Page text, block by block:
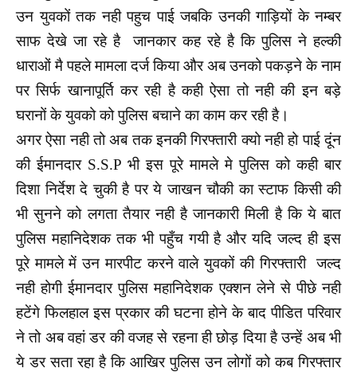
उन युवकों तक नही पहुच पाई जबकि उनकी गाड़ियों के नम्बर
साफ देखे जा रहे है जानकार कह रहे है कि पुलिस ने हल्की
धाराओं मै पहले मामला दर्ज किया और अब उनको पकड़ने के नाम
पर सिर्फ खानापूर्ति कर रही है कही ऐसा तो नही की इन बड़े
घरानों के युवको को पुलिस बचाने का काम कर रही है।
अगर ऐसा नही तो अब तक इनकी गिरफ्तारी क्यो नही हो पाई दूंन
की ईमानदार S.S.P भी इस पूरे मामले मे पुलिस को कही बार
दिशा निर्देश दे चुकी है पर ये जाखन चौकी का स्टाफ किसी की
भी सुनने को लगता तैयार नही है जानकारी मिली है कि ये बात
पुलिस महानिदेशक तक भी पहुँच गयी है और यदि जल्द ही इस
पूरे मामले में उन मारपीट करने वाले युवकों की गिरफ्तारी जल्द
नही होगी ईमानदार पुलिस महानिदेशक एक्शन लेने से पीछे नही
हटेंगे फिलहाल इस प्रकार की घटना होने के बाद पीडित परिवार
ने तो अब वहां डर की वजह से रहना ही छोड़ दिया है उन्हें अब भी
ये डर सता रहा है कि आखिर पुलिस उन लोगों को कब गिरफ्तार